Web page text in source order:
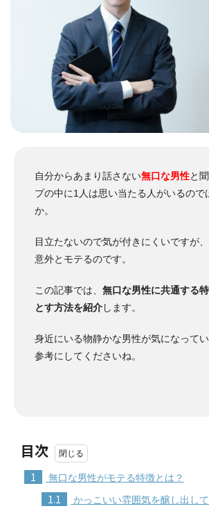
自分からあまり話さない無口な男性と
プの中に1人は思い当たる人がいるので
か。
目立たないので気が付きにくいですが
意外とモテるのです。
この記事では、 無口な男性に共通する
とす方法を紹介します。
身近にいる物静かな男性が気になって
参考にしてくださいね。
目次
1 無口な男性がモテる特徴とは？
1.1 かっこいい雰囲気を醸し出し